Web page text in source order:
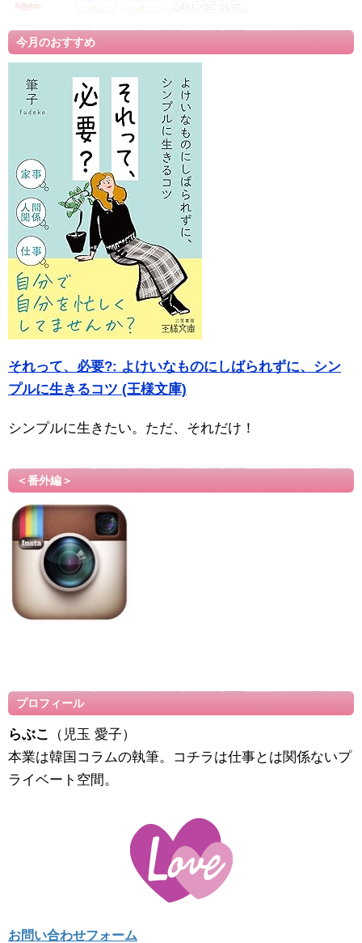
今月のおすすめ
それって、必要?: よけいなものにしばられずに、シン
プルに生きるコツ (王様文庫)
シンプルに生きたい。ただ、それだけ！
＜番外編＞
プロフィール
らぶこ
（児玉 愛子）
本業は韓国コラムの執筆。コチラは仕事とは関係ないプ
ライベート空間。
お問い合わせフォーム